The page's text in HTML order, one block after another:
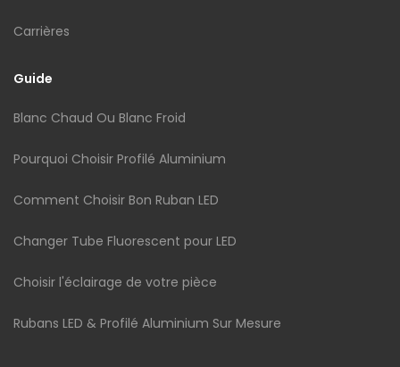
Carrières
Guide
Blanc Chaud Ou Blanc Froid
Pourquoi Choisir Profilé Aluminium
Comment Choisir Bon Ruban LED
Changer Tube Fluorescent pour LED
Choisir l'éclairage de votre pièce
Rubans LED & Profilé Aluminium Sur Mesure